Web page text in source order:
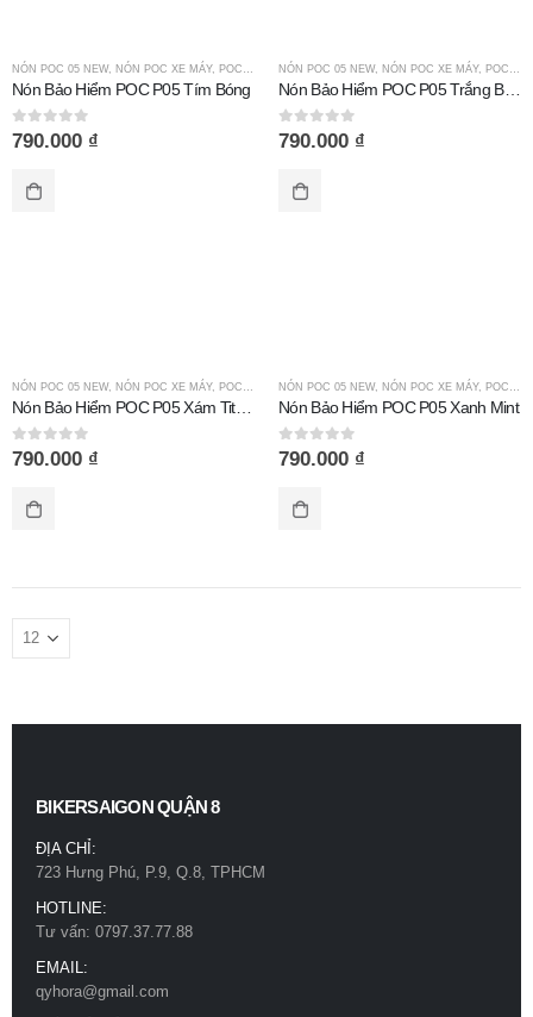
NÓN POC 05 NEW, NÓN POC XE MÁY, POC TAI MÈO
Nón Bảo Hiểm POC P05 Tím Bóng
0out of 5
790.000 ₫
NÓN POC 05 NEW, NÓN POC XE MÁY, POC TAI MÈO
Nón Bảo Hiểm POC P05 Trắng Bóng
0out of 5
790.000 ₫
NÓN POC 05 NEW, NÓN POC XE MÁY, POC TAI MÈO
Nón Bảo Hiểm POC P05 Xám Titan Bóng
0out of 5
790.000 ₫
NÓN POC 05 NEW, NÓN POC XE MÁY, POC TAI MÈO
Nón Bảo Hiểm POC P05 Xanh Mint
0out of 5
790.000 ₫
BIKERSAIGON QUẬN 8
ĐỊA CHỈ:
723 Hưng Phú, P.9, Q.8, TPHCM
HOTLINE:
Tư vấn: 0797.37.77.88
EMAIL:
qyhora@gmail.com